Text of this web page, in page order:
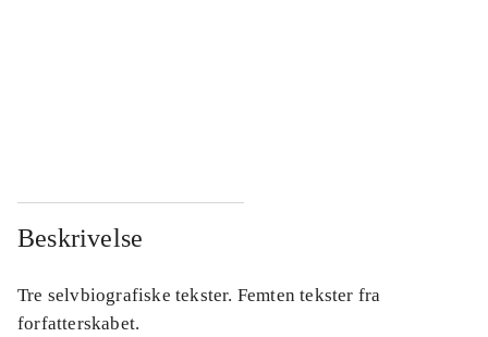
Beskrivelse
Tre selvbiografiske tekster. Femten tekster fra
forfatterskabet.